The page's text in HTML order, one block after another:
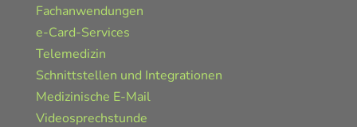
Fachanwendungen
e-Card-Services
Telemedizin
Schnittstellen und Integrationen
Medizinische E-Mail
Videosprechstunde